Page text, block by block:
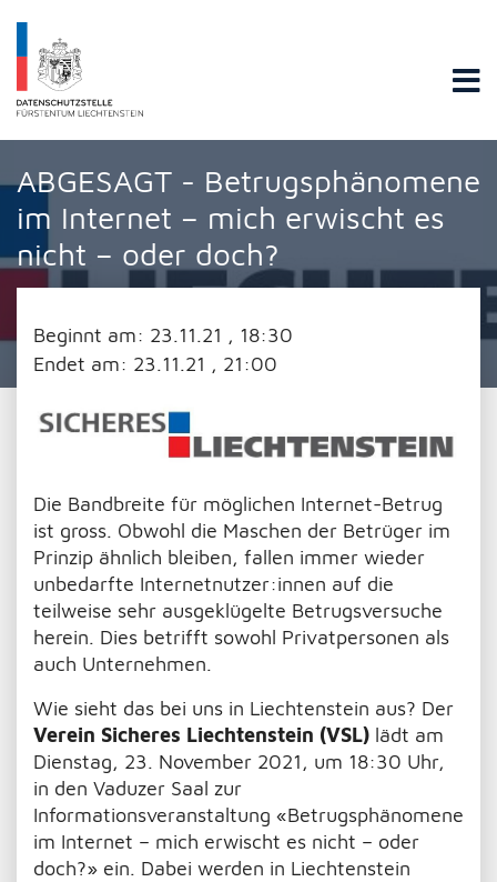
Datenschutzstelle Fürstentums Liechtenstein
ABGESAGT - Betrugsphänomene
im Internet – mich erwischt es
nicht – oder doch?
Beginnt am: 23.11.21 , 18:30
Endet am: 23.11.21 , 21:00
Die Bandbreite für möglichen Internet-Betrug
ist gross. Obwohl die Maschen der Betrüger im
Prinzip ähnlich bleiben, fallen immer wieder
unbedarfte Internetnutzer:innen auf die
teilweise sehr ausgeklügelte Betrugsversuche
herein. Dies betrifft sowohl Privatpersonen als
auch Unternehmen.
Wie sieht das bei uns in Liechtenstein aus? Der
Verein Sicheres Liechtenstein (VSL) lädt am
Dienstag, 23. November 2021, um 18:30 Uhr,
in den Vaduzer Saal zur
Informationsveranstaltung «Betrugsphänomene
im Internet – mich erwischt es nicht – oder
doch?» ein. Dabei werden in Liechtenstein